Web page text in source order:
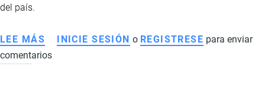
del país.
LEE MÁS SOBRE
MINERÍA
INICIE SESIÓN o REGISTRESE para enviar
comentarios